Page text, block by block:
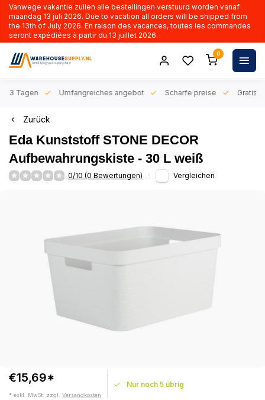
Vanwege vakantie zullen alle bestellingen verstuurd worden vanaf
maandag 13 juli 2026. Due to vacation all orders will be shipped from
the 13th of July 2026. En raison des vacances, toutes les commandes
seront expédiées à partir du 13 juillet 2026.
0
3 Tagen Umfangreiches angebot Scharfe preise Gratis
Zurück
Eda Kunststoff STONE DECOR
Aufbewahrungskiste - 30 L weiß
0/10 (0 Bewertungen) Vergleichen
€15,69*
* exkl. MwSt. zzgl. Versandkosten
Nur noch 5 übrig